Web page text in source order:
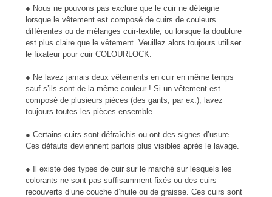
● Nous ne pouvons pas exclure que le cuir ne déteigne
lorsque le vêtement est composé de cuirs de couleurs
différentes ou de mélanges cuir-textile, ou lorsque la doublure
est plus claire que le vêtement. Veuil­lez alors toujours utiliser
le fixateur pour cuir COLOURLOCK.
● Ne lavez jamais deux vêtements en cuir en même temps
sauf s’ils sont de la même couleur ! Si un vêtement est
composé de plusieurs pièces (des gants, par ex.), lavez
toujours toutes les pièces ensemble.
● Certains cuirs sont défraîchis ou ont des signes d’usure.
Ces défauts deviennent parfois plus visibles après le lavage.
● Il existe des types de cuir sur le marché sur lesquels les
colorants ne sont pas suffisamment fixés ou des cuirs
recouverts d’une couche d’huile ou de graisse. Ces cuirs sont